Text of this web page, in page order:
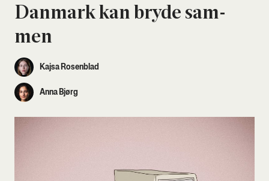
Dan­mark kan bry­de sam­
men
Kajsa Rosenblad
Anna Bjørg